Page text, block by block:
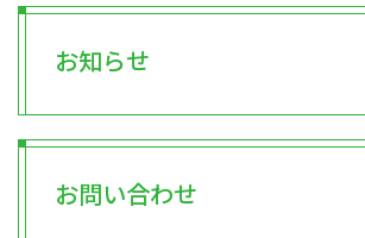
お知らせ
お問い合わせ